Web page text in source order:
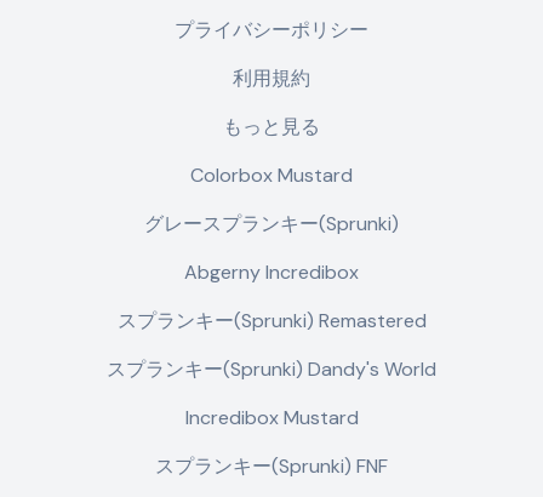
プライバシーポリシー
利用規約
もっと見る
Colorbox Mustard
グレースプランキー(Sprunki)
Abgerny Incredibox
スプランキー(Sprunki) Remastered
スプランキー(Sprunki) Dandy's World
Incredibox Mustard
スプランキー(Sprunki) FNF